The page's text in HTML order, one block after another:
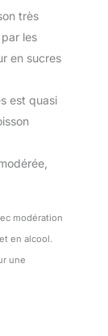
très
les
en sucres
est quasi
modération
en alcool.
une